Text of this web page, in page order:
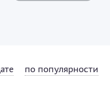
по популярности